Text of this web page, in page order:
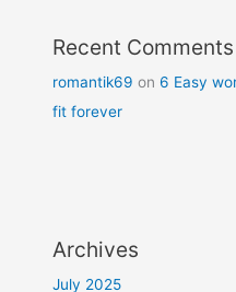
Recent Comments
romantik69 on6 Easy
fit forever
Archives
July 2025